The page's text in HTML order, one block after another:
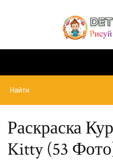
Раскраска
Kitty (53